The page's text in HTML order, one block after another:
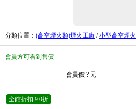
分類位置 ： (高空煙火類)煙火工廠 /小型高空煙
會員方可看到售價
會員價 ? 元
全館折扣 9.0折